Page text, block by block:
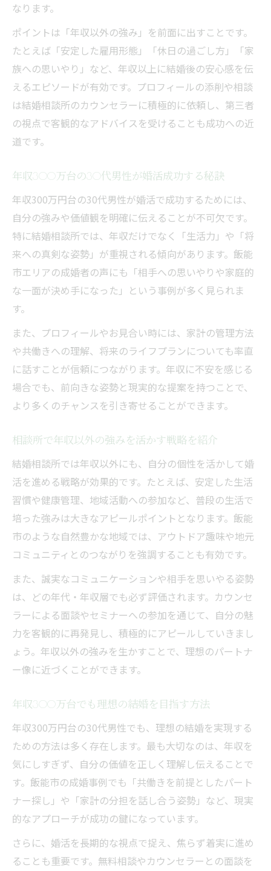
なります。
ポイントは「年収以外の強み」を前面に出すことです。
たとえば「安定した雇用形態」「休日の過ごし方」「家
族への思いやり」など、年収以上に結婚後の安心感を伝
えるエピソードが有効です。プロフィールの添削や相談
は結婚相談所のカウンセラーに積極的に依頼し、第三者
の視点で客観的なアドバイスを受けることも成功への近
道です。
年収300万台の30代男性が婚活成功する秘訣
年収300万円台の30代男性が婚活で成功するためには、
自分の強みや価値観を明確に伝えることが不可欠です。
特に結婚相談所では、年収だけでなく「生活力」や「将
来への真剣な姿勢」が重視される傾向があります。飯能
市エリアの成婚者の声にも「相手への思いやりや家庭的
な一面が決め手になった」という事例が多く見られま
す。
また、プロフィールやお見合い時には、家計の管理方法
や共働きへの理解、将来のライフプランについても率直
に話すことが信頼につながります。年収に不安を感じる
場合でも、前向きな姿勢と現実的な提案を持つことで、
より多くのチャンスを引き寄せることができます。
相談所で年収以外の強みを活かす戦略を紹介
結婚相談所では年収以外にも、自分の個性を活かして婚
活を進める戦略が効果的です。たとえば、安定した生活
習慣や健康管理、地域活動への参加など、普段の生活で
培った強みは大きなアピールポイントとなります。飯能
市のような自然豊かな地域では、アウトドア趣味や地元
コミュニティとのつながりを強調することも有効です。
また、誠実なコミュニケーションや相手を思いやる姿勢
は、どの年代・年収層でも必ず評価されます。カウンセ
ラーによる面談やセミナーへの参加を通じて、自分の魅
力を客観的に再発見し、積極的にアピールしていきまし
ょう。年収以外の強みを生かすことで、理想のパートナ
ー像に近づくことができます。
年収300万台でも理想の結婚を目指す方法
年収300万円台の30代男性でも、理想の結婚を実現する
ための方法は多く存在します。最も大切なのは、年収を
気にしすぎず、自分の価値を正しく理解し伝えることで
す。飯能市の成婚事例でも「共働きを前提としたパート
ナー探し」や「家計の分担を話し合う姿勢」など、現実
的なアプローチが成功の鍵になっています。
さらに、婚活を長期的な視点で捉え、焦らず着実に進め
ることも重要です。無料相談やカウンセラーとの面談を